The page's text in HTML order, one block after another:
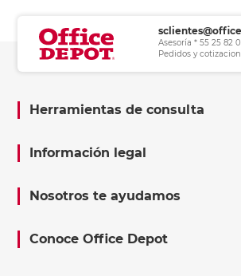
Asesoría * 55 25 82
Pedidos y
Herramientas de consulta
Información legal
Nosotros te ayudamos
Conoce Office Depot